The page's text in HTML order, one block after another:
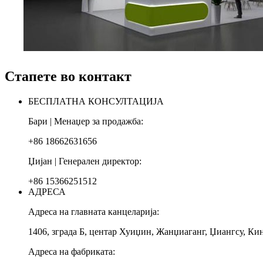
Стапете во контакт
БЕСПЛАТНА КОНСУЛТАЦИЈА
Бари | Менаџер за продажба:
+86 18662631656
Џијан | Генерален директор:
+86 15366251512
АДРЕСА
Адреса на главната канцеларија:
1406, зграда Б, центар Хуиџин, Жанџиаганг, Џиангсу,
Адреса на фабриката: